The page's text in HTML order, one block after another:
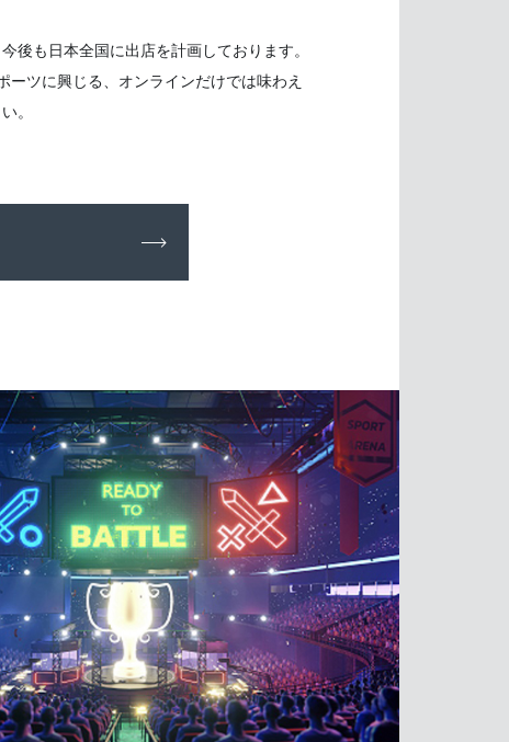
後も日本全国に出店を計画しております。
ーツに興じる、オンラインだけでは味わえ
。